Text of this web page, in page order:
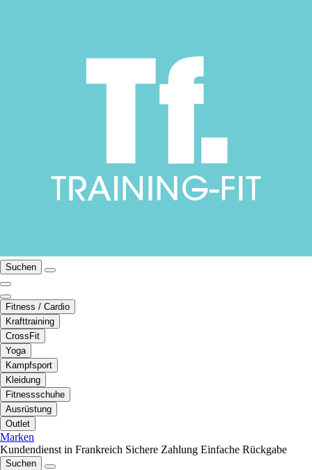
Suchen
Fitness / Cardio
Krafttraining
CrossFit
Yoga
Kampfsport
Kleidung
Fitnessschuhe
Ausrüstung
Outlet
Marken
Kundendienst in Frankreich Sichere Zahlung Einfache Rückgabe
Suchen